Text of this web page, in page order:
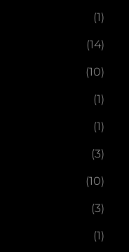
(1)
(14)
(10)
(1)
(1)
(3)
(10)
(3)
(1)